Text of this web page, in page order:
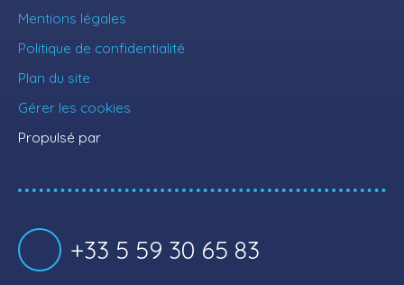
Mentions légales
Politique de confidentialité
Plan du site
Gérer les cookies
Propulsé par
+33 5 59 30 65 83